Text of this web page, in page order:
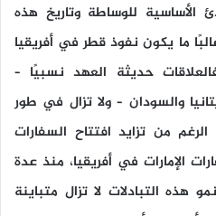
للوساطة وتاريخ هذه
ما يكون نفوذ قطر في أفريقيا
حديثة العهد نسبيًا –
والسودان – ولا تزال في طور
من تزايد افتتاح السفارات
الإمارات في أفريقيا، منذ عدة
هذه التبادلات لا تزال متباينة